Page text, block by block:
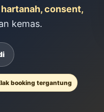
consent,
kemas.
booking tergantung